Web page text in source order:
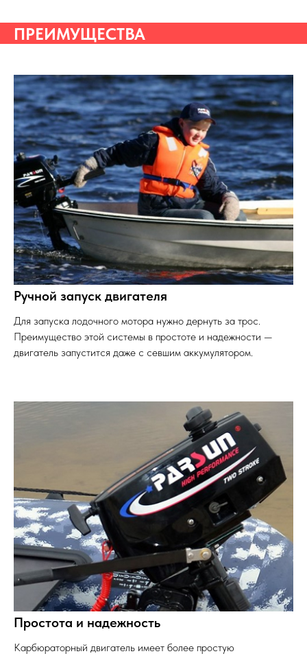
ПРЕИМУЩЕСТВА
Ручной запуск двигателя
Для запуска лодочного мотора нужно дернуть за трос.
Преимущество этой системы в простоте и надежности —
двигатель запустится даже с севшим аккумулятором.
Простота и надежность
Карбюраторный двигатель имеет более простую